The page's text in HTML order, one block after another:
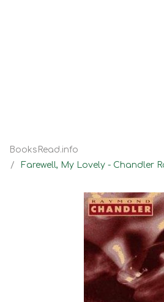
BooksRead.info
Farewell, My Lovely - Chandler